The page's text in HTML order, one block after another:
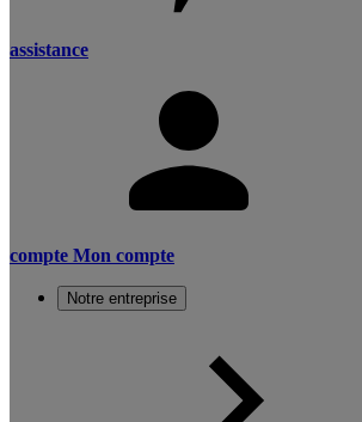
assistance
compte Mon compte
Notre entreprise